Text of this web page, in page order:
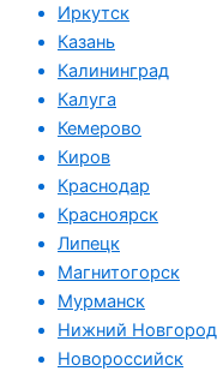
Иркутск
Казань
Калининград
Калуга
Кемерово
Киров
Краснодар
Красноярск
Липецк
Магнитогорск
Мурманск
Нижний Новгород
Новороссийск